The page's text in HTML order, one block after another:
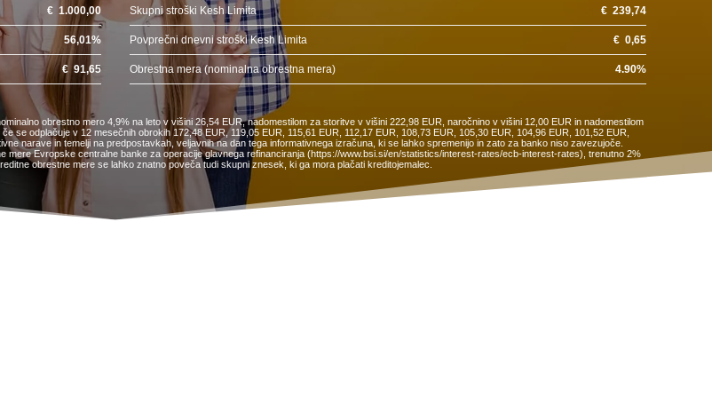
€ 1.000,00 Skupni stroški Kesh Limita €239,74
56,01% Povprečni dnevni stroški Kesh Limita €0,65
€ 91,65 Obrestna mera (nominalna obrestna mera) 4.90%
obrestno mero 4,9% na leto v višini 26,54 EUR, nadomestilom za storitve v višini 222,98 EUR, naročnino v višini 12,00 EUR in nadomestilom
se odplačuje v 12 mesečnih obrokih 172,48 EUR, 119,05 EUR, 115,61 EUR, 112,17 EUR, 108,73 EUR, 105,30 EUR, 104,96 EUR, 101,52 EUR,
narave in temelji na predpostavkah, veljavnih na dan tega informativnega izračuna, ki se lahko spremenijo in zato za banko niso zavezujoče.
Evropske centralne banke za operacije glavnega refinanciranja (https://www.bsi.si/en/statistics/interest-rates/ecb-interest-rates), trenutno 2%
obrestne mere se lahko znatno poveča tudi skupni znesek, ki ga mora plačati kreditojemalec.